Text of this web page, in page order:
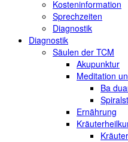
Kosteninformation
Sprechzeiten
Diagnostik
Diagnostik
Säulen der TCM
Akupunktur
Meditation
Ba
Ernährung